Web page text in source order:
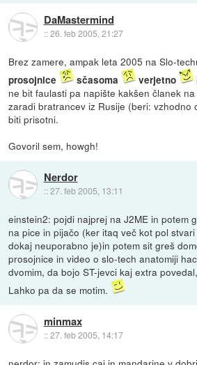
DaMastermind
::26. feb 2005, 21:27
Brez zamere, ampak leta 2005 na Slo-
prosojnice sčasoma verjetno
ne bit faulasti pa napište kakšen članek
zaradi bratrancev iz Rusije (beri: vzhodno
biti prisotni.
Govoril sem, howgh!
Nerdor
::27. feb 2005, 13:11
einstein2: pojdi najprej na J2ME in potem
na pice in pijačo (ker itaq več kot pol
dokaj neuporabno je)in potem sit greš
prosojnice in video o slo-tech anatomiji
dvomim, da bojo ST-jevci kaj extra
Lahko pa da se motim.
minmax
::27. feb 2005, 14:17